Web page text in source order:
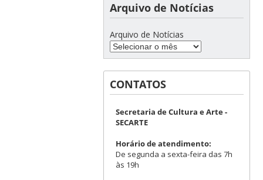
Arquivo de Notícias
Arquivo de Notícias
CONTATOS
Secretaria de Cultura e Arte -
SECARTE
Horário de atendimento:
De segunda a sexta-feira das 7h
às 19h